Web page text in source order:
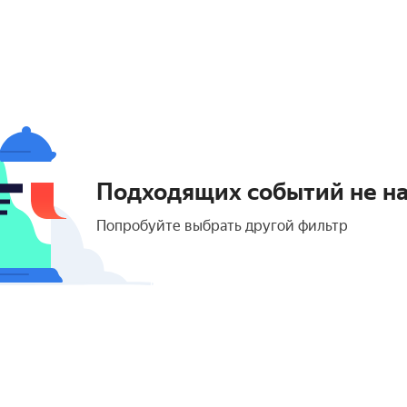
Подходящих событий не
Попробуйте выбрать другой фильтр